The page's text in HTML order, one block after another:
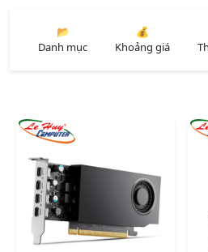
📂
Danh mục
💰
Khoảng giá